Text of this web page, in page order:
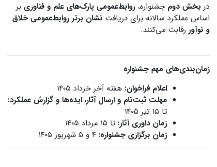
در بخش دوم جشنواره، روابط‌عمومی پارک‌های علم و فناوری بر
اساس عملکرد سالانه برای دریافت نشان برتر روابط‌عمومی خلاق
و نوآور رقابت می‌کنند.
زمان‌بندی‌های مهم جشنواره
اعلام فراخوان: هفته آخر خرداد ۱۴۰۵
مهلت ثبت‌نام و ارسال آثار، ایده‌ها و گزارش عملکرد:
تا ۱۵ تیر ۱۴۰۵
زمان داوری آثار: تا ۱۵ مرداد ۱۴۰۵
زمان برگزاری جشنواره: